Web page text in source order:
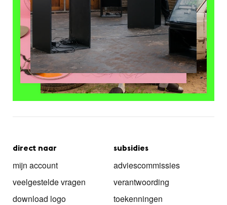
direct naar
mijn account
veelgestelde vragen
download logo
subsidies
adviescommissies
verantwoording
toekenningen